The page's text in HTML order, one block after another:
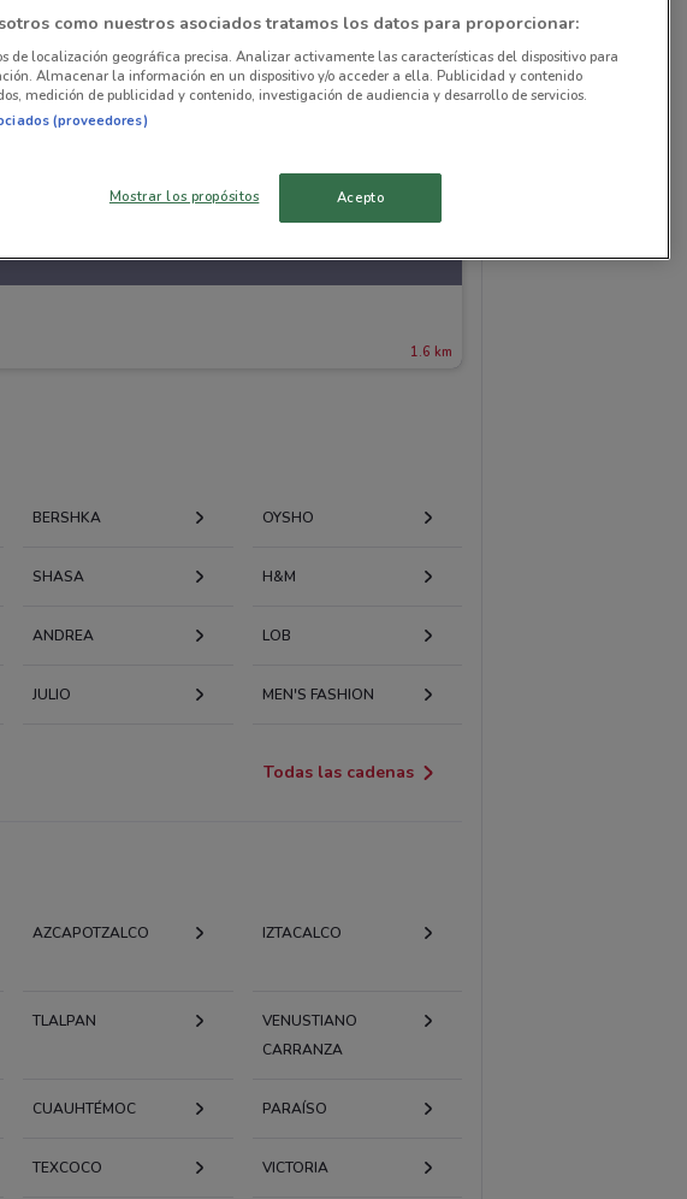
1.6 km
BERSHKA OYSHO
SHASA H&M
ANDREA LOB
JULIO MEN'S FASHION
Todas las cadenas
AZCAPOTZALCO IZTACALCO
TLALPAN
VENUSTIANO
CARRANZA
CUAUHTÉMOC PARAÍSO
TEXCOCO VICTORIA
como nuestros asociados tratamos los datos para proporcionar:
de localización geográfica precisa. Analizar activamente las características del dispositivo para
Almacenar la información en un dispositivo y/o acceder a ella. Publicidad y contenido
medición de publicidad y contenido, investigación de audiencia y desarrollo de servicios.
(proveedores)
Mostrar los propósitos Acepto